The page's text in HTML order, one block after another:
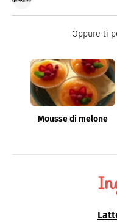
quale trovi idee
Oppure ti
Mousse di melone